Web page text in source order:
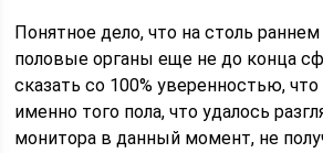
Понятное дело, что на столь
половые органы еще не до конца
сказать со 100% уверенностью,
именно того пола, что удалось
монитора в данный момент, не